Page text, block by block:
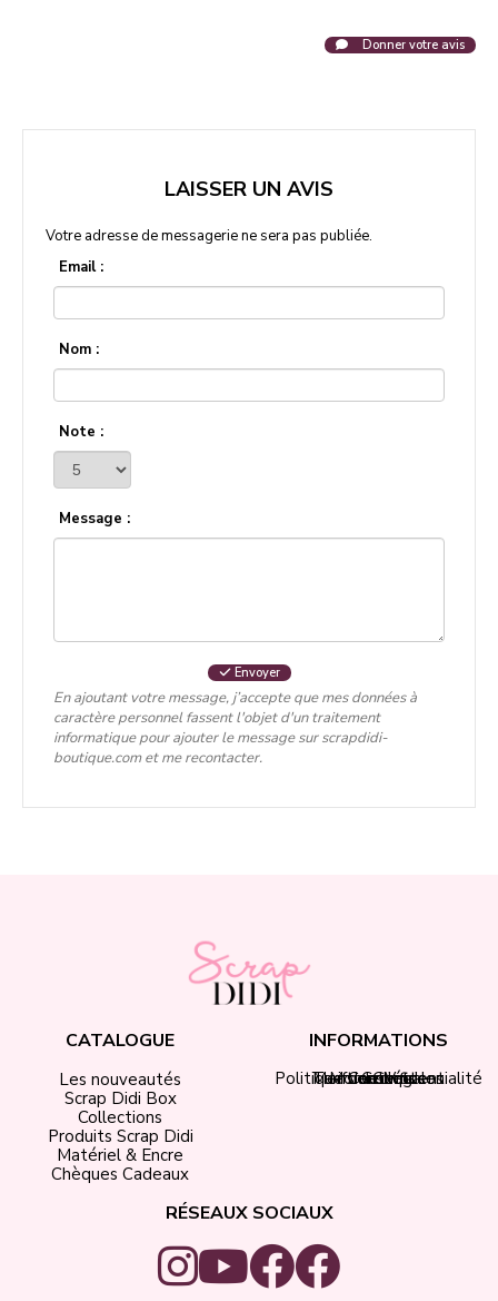
Donner votre avis
LAISSER UN AVIS
Votre adresse de messagerie ne sera pas publiée.
Email :
Nom :
Note :
Message :
Envoyer
En ajoutant votre message, j’accepte que mes données à
caractère personnel fassent l'objet d'un traitement
informatique pour ajouter le message sur scrapdidi-
boutique.com et me recontacter.
CATALOGUE
Les nouveautés
Scrap Didi Box
Collections
Produits Scrap Didi
Matériel & Encre
Chèques Cadeaux
INFORMATIONS
Contact
Mon compte
CGV
Politique de confidentialité
Mentions légales
Tarifs de livraison
RÉSEAUX SOCIAUX